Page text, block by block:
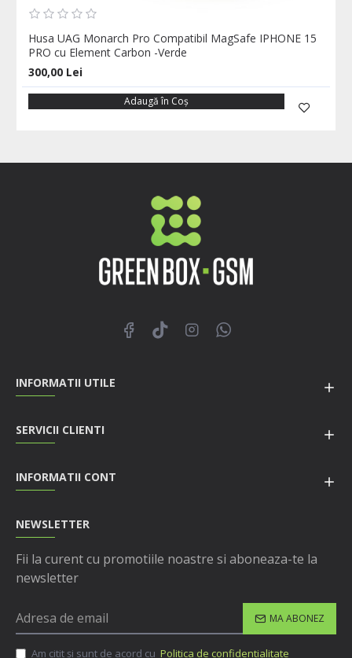
Husa UAG Monarch Pro Compatibil MagSafe IPHONE 15
PRO cu Element Carbon -Verde
300,00 Lei
Adaugă în Coş
INFORMATII UTILE
SERVICII CLIENTI
INFORMATII CONT
NEWSLETTER
Fii la curent cu promotiile noastre si aboneaza-te la
newsletter
MA ABONEZ
Am citit şi sunt de acord cu Politica de confidentialitate